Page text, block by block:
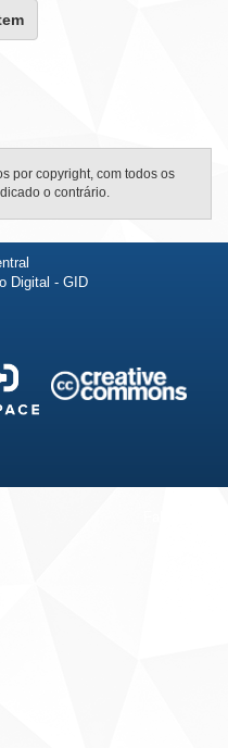
por copyright, com todos os
o contrário.
Digital - GID